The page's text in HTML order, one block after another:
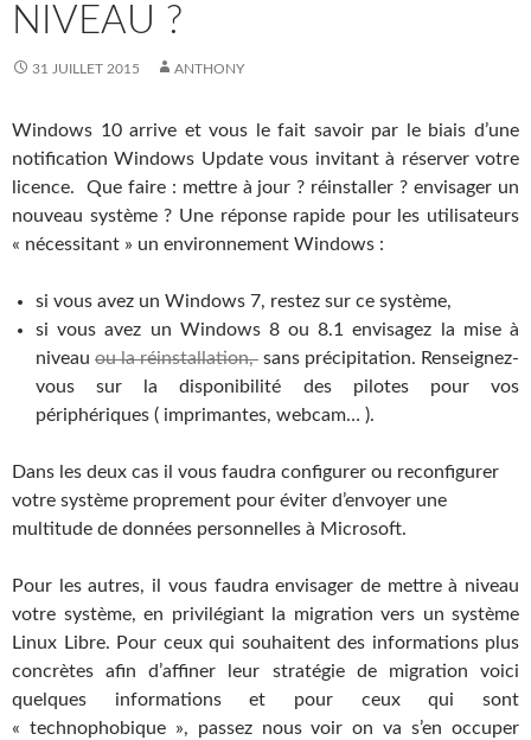
NIVEAU ?
31 JUILLET 2015 ANTHONY
Windows 10 arrive et vous le fait savoir par le biais d’une
notification Windows Update vous invitant à réserver votre
licence. Que faire : mettre à jour ? réinstaller ? envisager un
nouveau système ? Une réponse rapide pour les utilisateurs
« nécessitant » un environnement Windows :
si vous avez un Windows 7, restez sur ce système,
si vous avez un Windows 8 ou 8.1 envisagez la mise à
niveau ou la réinstallation, sans précipitation. Renseignez-
vous sur la disponibilité des pilotes pour vos
périphériques ( imprimantes, webcam… ).
Dans les deux cas il vous faudra configurer ou reconfigurer
votre système proprement pour éviter d’envoyer une
multitude de données personnelles à Microsoft.
Pour les autres, il vous faudra envisager de mettre à niveau
votre système, en privilégiant la migration vers un système
Linux Libre. Pour ceux qui souhaitent des informations plus
concrètes afin d’affiner leur stratégie de migration voici
quelques informations et pour ceux qui sont
« technophobique », passez nous voir on va s’en occuper